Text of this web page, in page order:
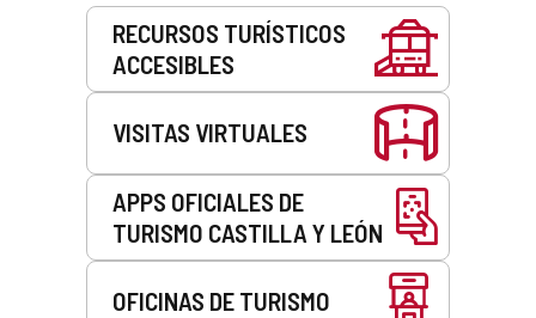
RECURSOS TURÍSTICOS
ACCESIBLES
VISITAS VIRTUALES
APPS OFICIALES DE
TURISMO CASTILLA Y LEÓN
OFICINAS DE TURISMO